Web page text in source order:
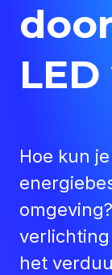
Hoe kun
het